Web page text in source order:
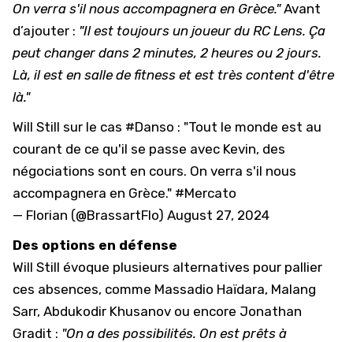
On verra s'il nous accompagnera en Grèce."Avant
d’ajouter : "Il est toujours un joueur du RC Lens. Ça
peut changer dans 2 minutes, 2 heures ou 2 jours.
Là, il est en salle de fitness et est très content d'être
là."
Will Still sur le cas #Danso : "Tout le monde est au
courant de ce qu'il se passe avec Kevin, des
négociations sont en cours. On verra s'il nous
accompagnera en Grèce." #Mercato
— Florian (@BrassartFlo) August 27, 2024
Des options en défense
Will Still évoque plusieurs alternatives pour pallier
ces absences, comme Massadio Haïdara, Malang
Sarr, Abdukodir Khusanov ou encore Jonathan
Gradit : "On a des possibilités. On est prêts à